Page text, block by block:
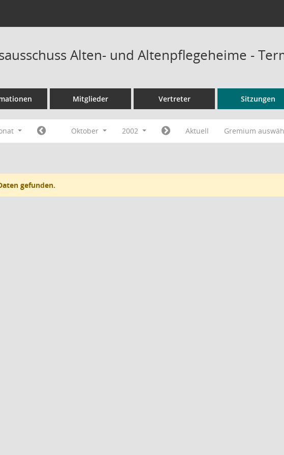
Alten- und Altenpflegeheime -
Mitglieder Vertreter Sitzungen
Oktober 2002 Aktuell Gremium
gefunden.